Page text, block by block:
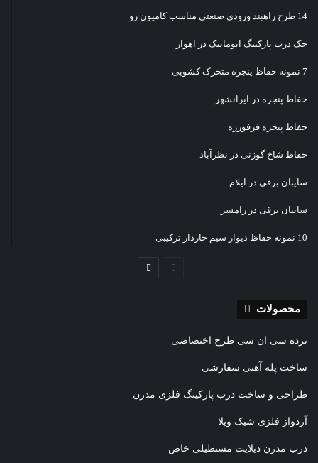
14 طرح راهبند ورودی صنعتی مناسب کامیون رو
جک درب پارکینگ اتوماتیک در اهواز
7 نمونه حفاظ پنجره متحرک کشویی
حفاظ پنجره در ایرانشهر
حفاظ پنجره فرفورژه
حفاظ شاخ گوزنی در نظرآباد
سایبان برقی در ایلام
سایبان برقی در رامسر
10 نمونه حفاظ دیوار سیم خاردار ترکیبی
صفحه
محصولات
نرده سی ان سی طرح اختصاصی
ساخت پله آهنی سفارشی
طراحی و ساخت درب پارکینگ فلزی مدرن
آردواز فلزی شیک ویلا
درب مدرن دیلایت مستطیلی خاص